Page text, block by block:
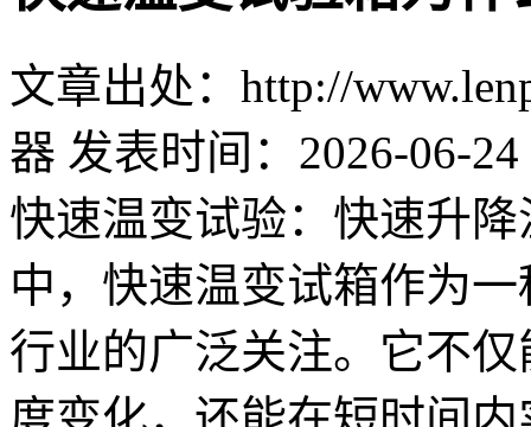
文章出处：http://
器 发表时间：2026-06-24
快速温变试验：快速升
中，快速温变试箱作为
行业的广泛关注。它不